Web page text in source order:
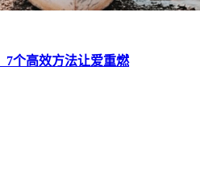
7个高效方法让爱重燃